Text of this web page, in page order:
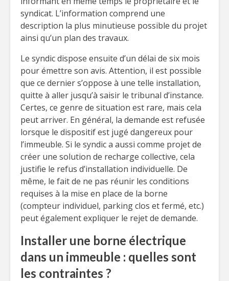
syndicat. L’information comprend une
description la plus minutieuse possible du projet
ainsi qu’un plan des travaux.
Le syndic dispose ensuite d’un délai de six mois
pour émettre son avis. Attention, il est possible
que ce dernier s’oppose à une telle installation,
quitte à aller jusqu’à saisir le tribunal d’instance.
Certes, ce genre de situation est rare, mais cela
peut arriver. En général, la demande est refusée
lorsque le dispositif est jugé dangereux pour
l’immeuble. Si le syndic a aussi comme projet de
créer une solution de recharge collective, cela
justifie le refus d’installation individuelle. De
même, le fait de ne pas réunir les conditions
requises à la mise en place de la borne
(compteur individuel, parking clos et fermé, etc.)
peut également expliquer le rejet de demande.
Installer une borne électrique
dans un immeuble : quelles sont
les contraintes ?